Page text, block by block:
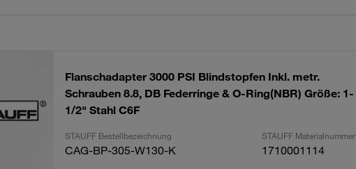
Flanschadapter 3000 PSI Blindstopfen Inkl. metr.
Schrauben 8.8, DB Federringe & O-Ring(NBR) Größe: 1-
1/2" Stahl C6F
STAUFF Bestellbezeichnung STAUFF Materialnummer
CAG-BP-305-W130-K 1710001114